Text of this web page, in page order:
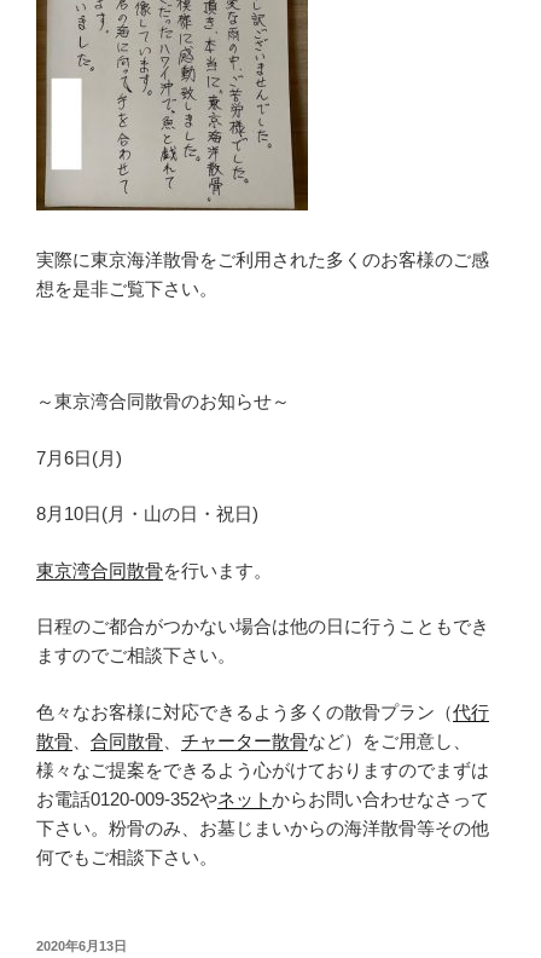
実際に東京海洋散骨をご利用された多くのお客様のご感
想を是非ご覧下さい。
～東京湾合同散骨のお知らせ～
7月6日(月)
8月10日(月・山の日・祝日)
東京湾合同散骨を行います。
日程のご都合がつかない場合は他の日に行うこともでき
ますのでご相談下さい。
色々なお客様に対応できるよう多くの散骨プラン（代行
散骨
合同散骨 チャーター散骨など）をご用意し、
様々なご提案をできるよう心がけておりますのでまずは
お電話0120-009-352やネットからお問い合わせなさって
下さい。粉骨のみ、お墓じまいからの海洋散骨等その他
何でもご相談下さい。
投
2020年6月13日